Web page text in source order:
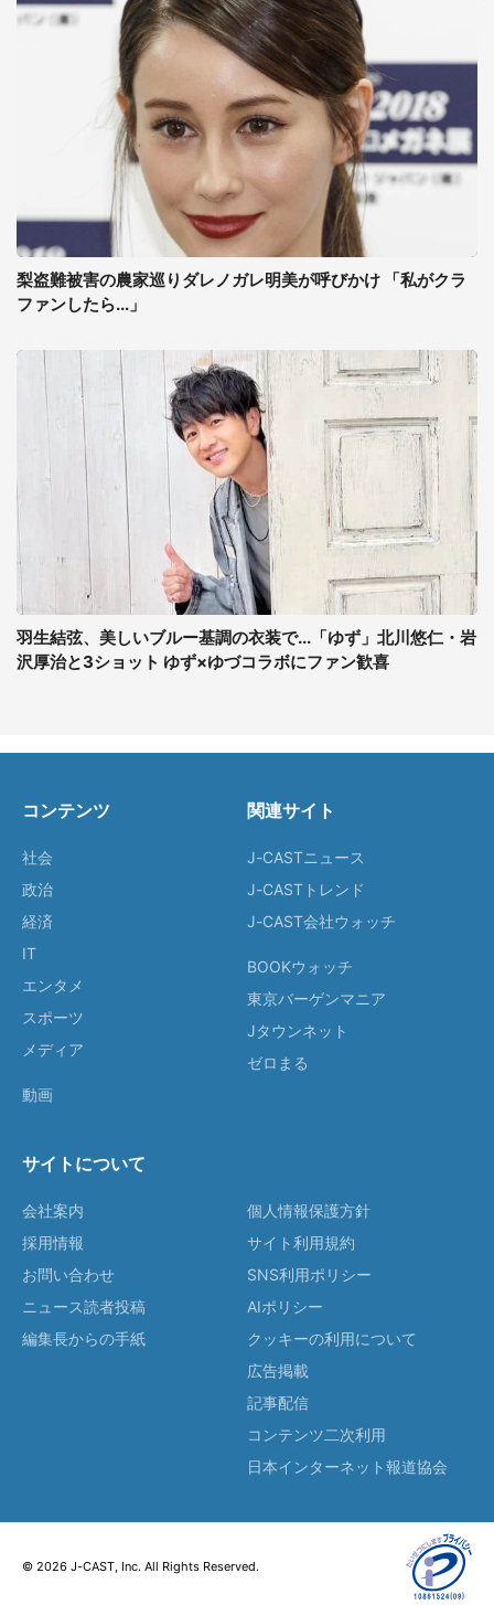
梨盗難被害の農家巡りダレノガレ明美が呼びかけ 「私がクラ
ファンしたら...」
羽生結弦、美しいブルー基調の衣装で...「ゆず」北川悠仁・岩
沢厚治と3ショット ゆず×ゆづコラボにファン歓喜
コンテンツ
社会
政治
経済
IT
エンタメ
スポーツ
メディア
動画
関連サイト
J-CASTニュース
J-CASTトレンド
J-CAST会社ウォッチ
BOOKウォッチ
東京バーゲンマニア
Jタウンネット
ゼロまる
サイトについて
会社案内
採用情報
お問い合わせ
ニュース読者投稿
編集長からの手紙
個人情報保護方針
サイト利用規約
SNS利用ポリシー
AIポリシー
クッキーの利用について
広告掲載
記事配信
コンテンツ二次利用
日本インターネット報道協会
© 2026 J-CAST, Inc. All Rights Reserved.